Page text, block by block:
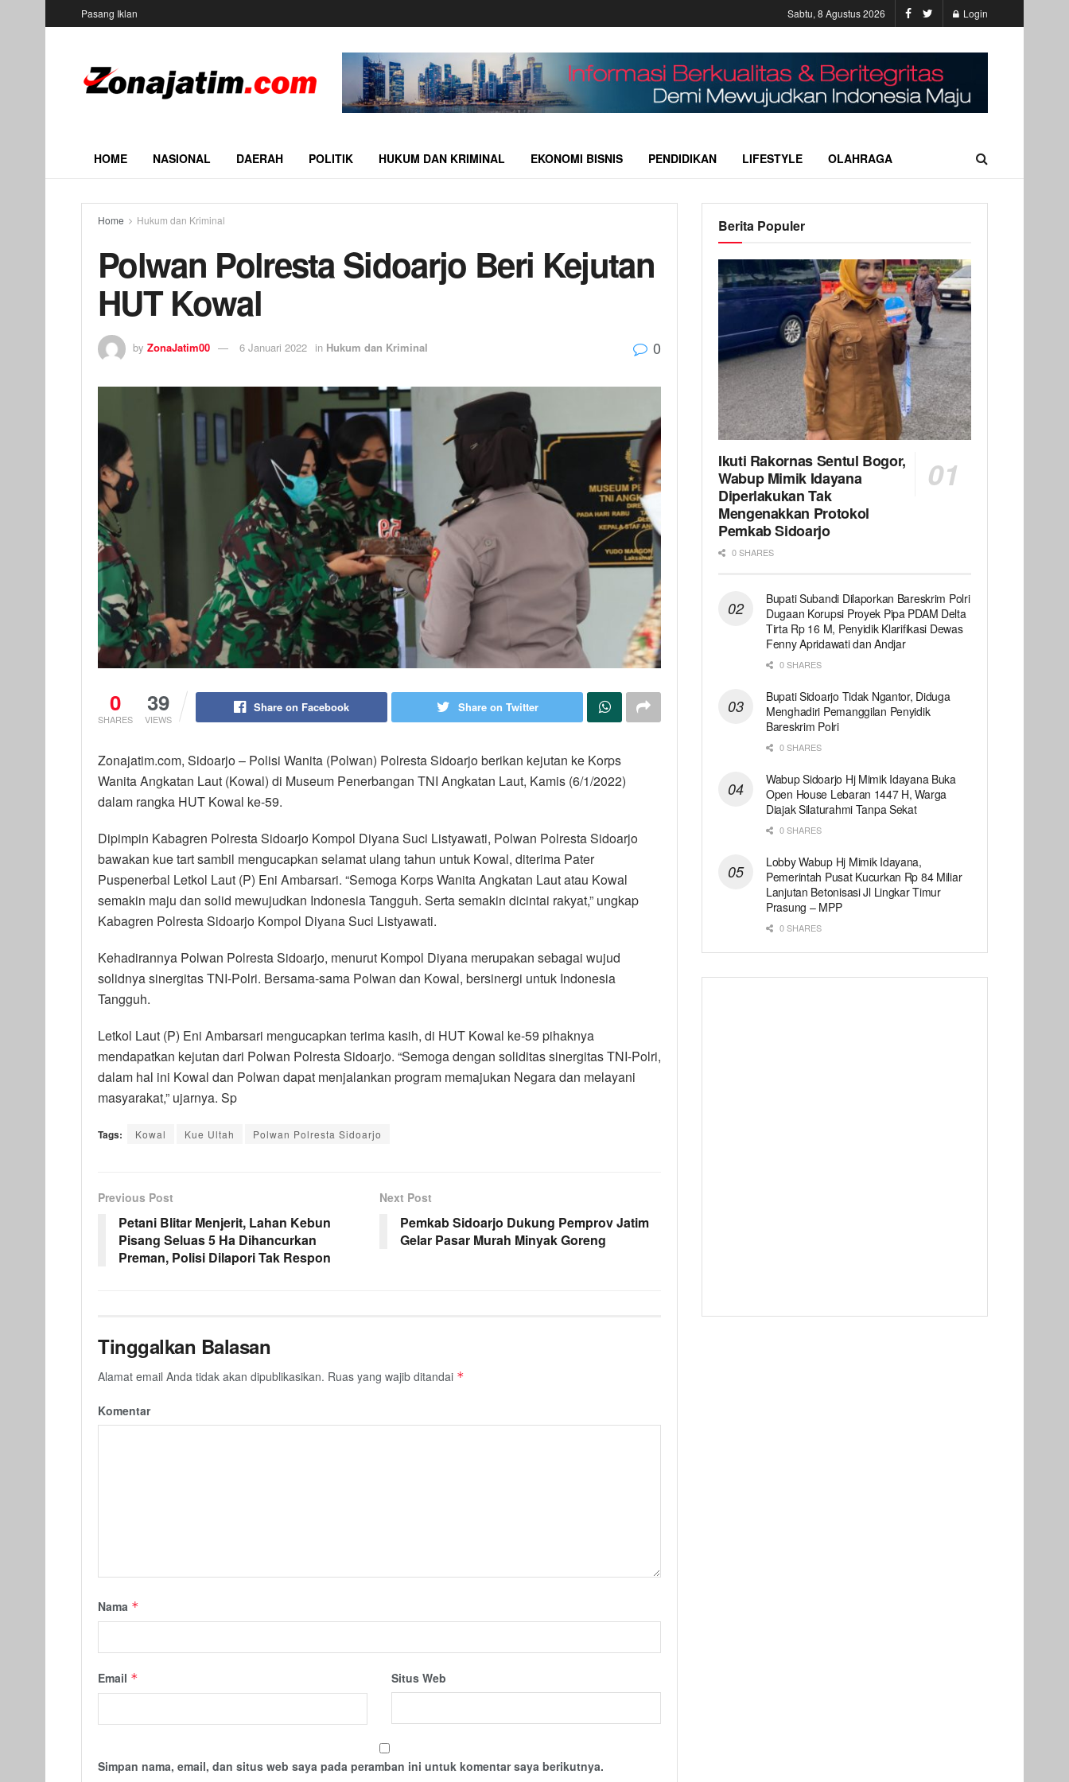
Pasang Iklan Sabtu, 8 Agustus 2026 Login
HOME NASIONAL DAERAH POLITIK HUKUM DAN KRIMINAL EKONOMI BISNIS PENDIDIKAN LIFESTYLE OLAHRAGA
Home Hukum dan Kriminal
Polwan Polresta Sidoarjo Beri Kejutan
HUT Kowal
by ZonaJatim00 6 Januari 2022 in Hukum dan Kriminal 0
0
SHARES
39
VIEWS
Share on Facebook Share on Twitter
Zonajatim.com, Sidoarjo – Polisi Wanita (Polwan) Polresta Sidoarjo berikan kejutan ke Korps
Wanita Angkatan Laut (Kowal) di Museum Penerbangan TNI Angkatan Laut, Kamis (6/1/2022)
dalam rangka HUT Kowal ke-59.
Dipimpin Kabagren Polresta Sidoarjo Kompol Diyana Suci Listyawati, Polwan Polresta Sidoarjo
bawakan kue tart sambil mengucapkan selamat ulang tahun untuk Kowal, diterima Pater
Puspenerbal Letkol Laut (P) Eni Ambarsari. “Semoga Korps Wanita Angkatan Laut atau Kowal
semakin maju dan solid mewujudkan Indonesia Tangguh. Serta semakin dicintai rakyat,” ungkap
Kabagren Polresta Sidoarjo Kompol Diyana Suci Listyawati.
Kehadirannya Polwan Polresta Sidoarjo, menurut Kompol Diyana merupakan sebagai wujud
solidnya sinergitas TNI-Polri. Bersama-sama Polwan dan Kowal, bersinergi untuk Indonesia
Tangguh.
Letkol Laut (P) Eni Ambarsari mengucapkan terima kasih, di HUT Kowal ke-59 pihaknya
mendapatkan kejutan dari Polwan Polresta Sidoarjo. “Semoga dengan soliditas sinergitas TNI-Polri,
dalam hal ini Kowal dan Polwan dapat menjalankan program memajukan Negara dan melayani
masyarakat,” ujarnya. Sp
Tags: Kowal Kue Ultah Polwan Polresta Sidoarjo
Previous Post
Petani Blitar Menjerit, Lahan Kebun
Pisang Seluas 5 Ha Dihancurkan
Preman, Polisi Dilapori Tak Respon
Next Post
Pemkab Sidoarjo Dukung Pemprov Jatim
Gelar Pasar Murah Minyak Goreng
Tinggalkan Balasan
Alamat email Anda tidak akan dipublikasikan. Ruas yang wajib ditandai *
Komentar
Nama *
Email * Situs Web
Simpan nama, email, dan situs web saya pada peramban ini untuk komentar saya berikutnya.
Berita Populer
Ikuti Rakornas Sentul Bogor,
Wabup Mimik Idayana
Diperlakukan Tak
Mengenakkan Protokol
Pemkab Sidoarjo
0 SHARES
Bupati Subandi Dilaporkan Bareskrim Polri
Dugaan Korupsi Proyek Pipa PDAM Delta
Tirta Rp 16 M, Penyidik Klarifikasi Dewas
Fenny Apridawati dan Andjar
0 SHARES
Bupati Sidoarjo Tidak Ngantor, Diduga
Menghadiri Pemanggilan Penyidik
Bareskrim Polri
0 SHARES
Wabup Sidoarjo Hj Mimik Idayana Buka
Open House Lebaran 1447 H, Warga
Diajak Silaturahmi Tanpa Sekat
0 SHARES
Lobby Wabup Hj Mimik Idayana,
Pemerintah Pusat Kucurkan Rp 84 Miliar
Lanjutan Betonisasi Jl Lingkar Timur
Prasung – MPP
0 SHARES